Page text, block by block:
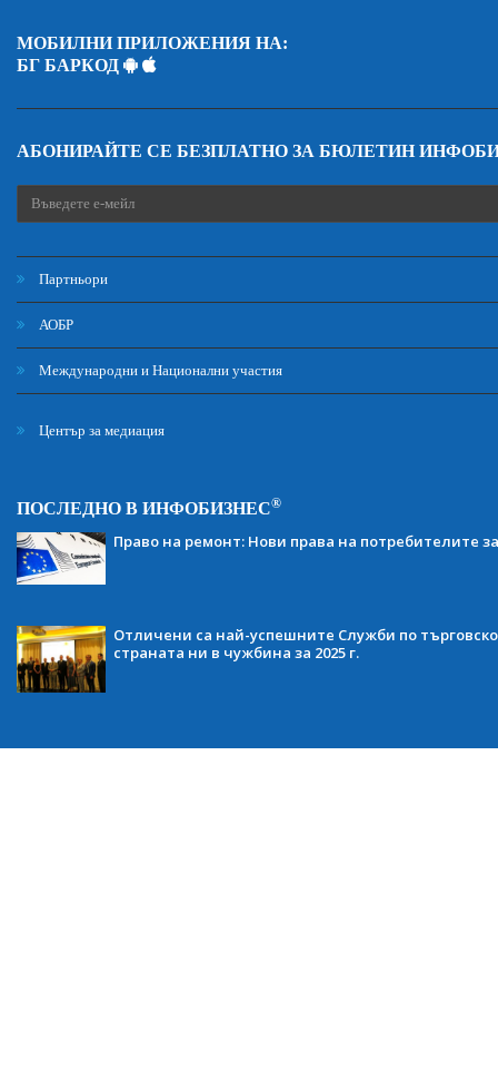
МОБИЛНИ ПРИЛОЖЕНИЯ НА:
БГ БАРКОД
АБОНИРАЙТЕ СЕ БЕЗПЛАТНО ЗА БЮЛЕТИН
Партньори
АОБР
Международни и Национални участия
Център за медиация
ПОСЛЕДНО В ИНФОБИЗНЕС®
Право на ремонт: Нови права на потребителите
Отличени са най-успешните Служби по
страната ни в чужбина за 2025 г.